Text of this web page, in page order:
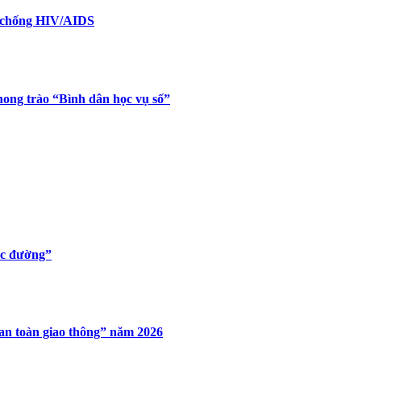
HIV/AIDS
trào “Bình dân học vụ số”
đường”
toàn giao thông” năm 2026